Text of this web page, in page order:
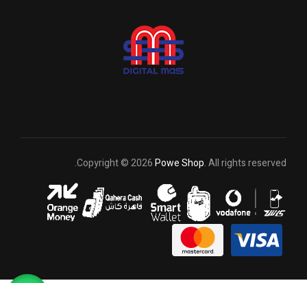
Copyright © 2026Powe Shop. All rights reserved.